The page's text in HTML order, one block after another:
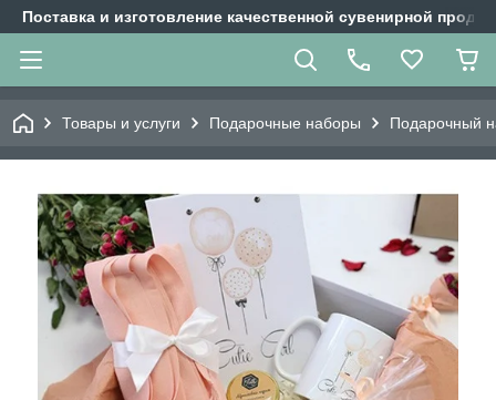
Поставка и изготовление качественной сувенирной
Товары и услуги Подарочные наборы Подарочный